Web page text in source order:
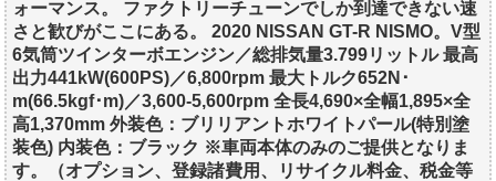
ォーマンス。 ファクトリーチューンでしか到達できない速
さと歓びがここにある。 2020 NISSAN GT-R NISMO。V型
6気筒ツインターボエンジン／総排気量3.799リットル 最高
出力441kW(600PS)／6,800rpm 最大トルク652N･
m(66.5kgf･m)／3,600-5,600rpm 全長4,690×全幅1,895×全
高1,370mm 外装色：ブリリアントホワイトパール(特別塗
装色) 内装色：ブラック ※車両本体のみのご提供となりま
す。（オプション、登録諸費用、リサイクル料金、税金等